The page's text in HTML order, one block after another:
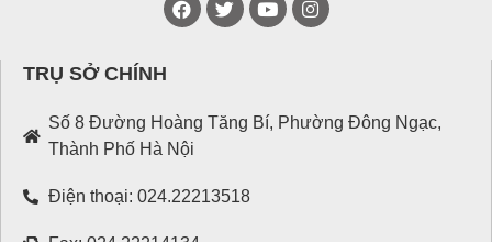
TRỤ SỞ CHÍNH
Số 8 Đường Hoàng Tăng Bí, Phường Đông Ngạc,
Thành Phố Hà Nội
Điện thoại: 024.22213518